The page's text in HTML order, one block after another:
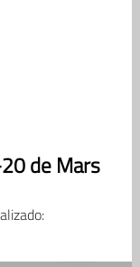
de Mars